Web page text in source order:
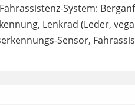
System:
Lenkrad (Leder,
Sensor,